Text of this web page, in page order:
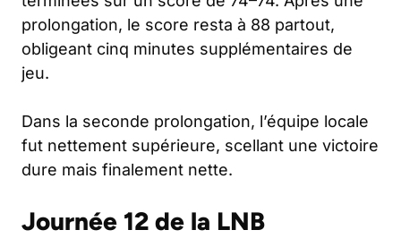
prolongation, le score resta à 88 partout,
obligeant cinq minutes supplémentaires de
jeu.
Dans la seconde prolongation, l’équipe locale
fut nettement supérieure, scellant une victoire
dure mais finalement nette.
Journée 12 de la LNB